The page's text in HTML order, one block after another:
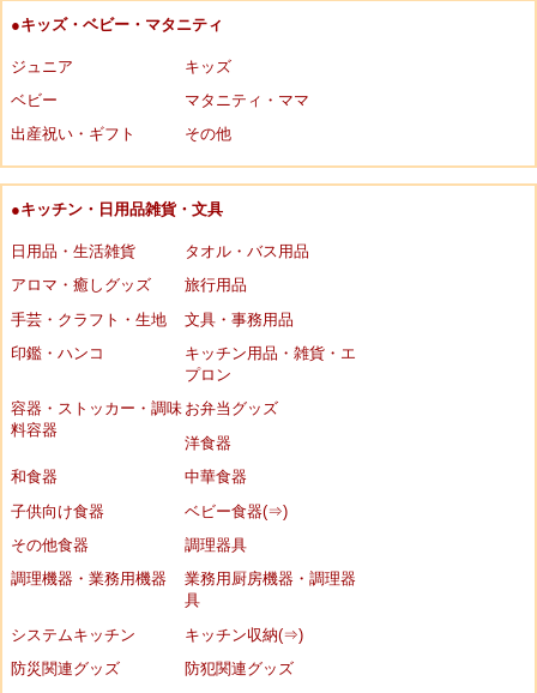
●キッズ・ベビー・マタニティ
ジュニア
キッズ
ベビー
マタニティ・ママ
出産祝い・ギフト
その他
●キッチン・日用品雑貨・文具
日用品・生活雑貨
タオル・バス用品
アロマ・癒しグッズ
旅行用品
手芸・クラフト・生地
文具・事務用品
印鑑・ハンコ
キッチン用品・雑貨・エ
プロン
容器・ストッカー・調味
料容器
お弁当グッズ
洋食器
和食器
中華食器
子供向け食器
ベビー食器(⇒)
その他食器
調理器具
調理機器・業務用機器
業務用厨房機器・調理器
具
システムキッチン
キッチン収納(⇒)
防災関連グッズ
防犯関連グッズ